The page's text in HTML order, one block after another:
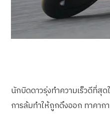
นักบิดดาวรุ่งทำความเร็วดีที่สุด
การล้มทำให้ถูกดึงออก ทาคา